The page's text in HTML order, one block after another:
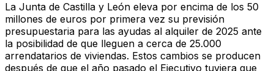
La Junta de Castilla y León eleva por encima de los 50
millones de euros por primera vez su previsión
presupuestaria para las ayudas al alquiler de 2025 ante
la posibilidad de que lleguen a cerca de 25.000
arrendatarios de viviendas. Estos cambios se producen
después de que el año pasado el Ejecutivo tuviera que